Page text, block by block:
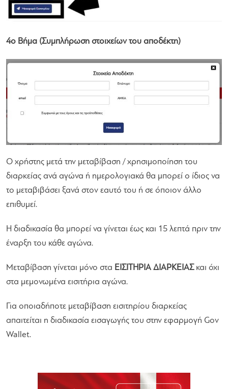
4ο Βήμα (Συμπλήρωση στοιχείων του αποδέκτη)
Ο χρήστης μετά την μεταβίβαση / χρησιμοποίηση του
διαρκείας ανά αγώνα ή ημερολογιακά θα μπορεί ο ίδιος να
το μεταβιβάσει ξανά στον εαυτό του ή σε όποιον άλλο
επιθυμεί.
Η διαδικασία θα μπορεί να γίνεται έως και 15 λεπτά πριν την
έναρξη του κάθε αγώνα.
Μεταβίβαση γίνεται μόνο στα ΕΙΣΙΤΗΡΙΑ ΔΙΑΡΚΕΙΑΣκαι όχι
στα μεμονωμένα εισιτήρια αγώνα.
Για οποιαδήποτε μεταβίβαση εισιτηρίου διαρκείας
απαιτείται η διαδικασία εισαγωγής του στην εφαρμογή Gov
Wallet.